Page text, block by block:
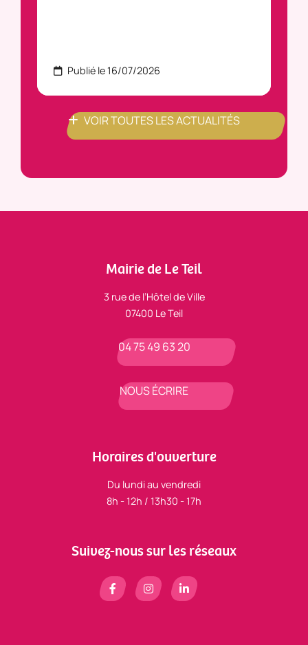
Publié le 16/07/2026
VOIR TOUTES LES ACTUALITÉS
Mairie de Le Teil
3 rue de l’Hôtel de Ville
07400 Le Teil
04 75 49 63 20
NOUS ÉCRIRE
Horaires d'ouverture
Du lundi au vendredi
8h - 12h / 13h30 - 17h
Suivez-nous sur les réseaux